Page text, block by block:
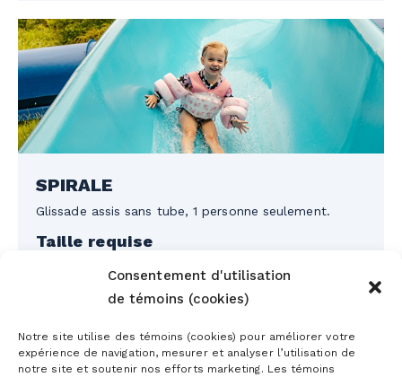
Consentement d'utilisation
de témoins (cookies)
Notre site utilise des témoins (cookies) pour améliorer votre
expérience de navigation, mesurer et analyser l’utilisation de
notre site et soutenir nos efforts marketing. Les témoins
SPIRALE
Glissade assis sans tube, 1 personne seulement.
Taille requise
Près des jeux d'eau
Les enfants de moins de 1,07 m peuvent faire la
glissade, à condition qu’un adulte les attende au